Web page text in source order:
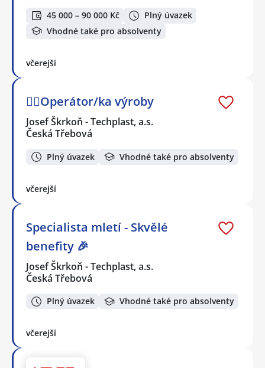
45 000 – 90 000 Kč
Plný úvazek
Vhodné také pro absolventy
včerejší
👷‍♂️Operátor/ka výroby
Josef Škrkoň - Techplast, a.s.
Česká Třebová
Plný úvazek Vhodné také pro absolventy
včerejší
Specialista mletí - Skvělé
benefity 🎉
Josef Škrkoň - Techplast, a.s.
Česká Třebová
Plný úvazek Vhodné také pro absolventy
včerejší